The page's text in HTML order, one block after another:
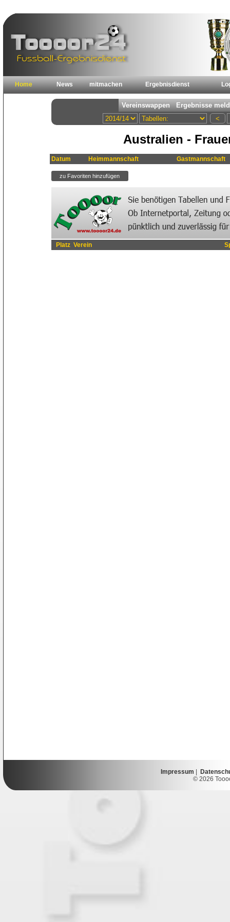
Home News mitmachen Ergebnisdienst
Australien -
Datum Heimmannschaft Gastmannschaft
Platz Verein
Impressum
© 2026